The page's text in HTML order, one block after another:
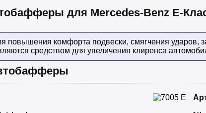
для Mercedes-Benz E-
комфорта подвески, смягчения ударов,
средством для увеличения клиренса